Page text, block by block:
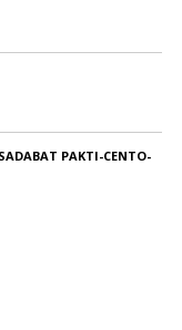
PAKTI-CENTO-